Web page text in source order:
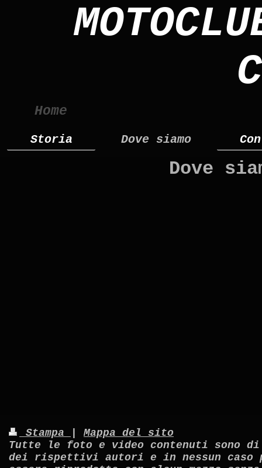
Home
Storia Dove siamo
Dove
Stampa
Mappa del sito
Tutte le foto e video contenuti sono
dei rispettivi autori e in nessun caso